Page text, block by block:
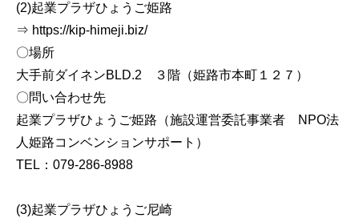
(2)起業プラザひょうご姫路
⇒ https://kip-himeji.biz/
〇場所
大手前ダイネンBLD.2 ３階（姫路市本町１２７）
〇問い合わせ先
起業プラザひょうご姫路（施設運営委託事業者 NPO法
人姫路コンベンションサポート）
TEL：079-286-8988
(3)起業プラザひょうご尼崎